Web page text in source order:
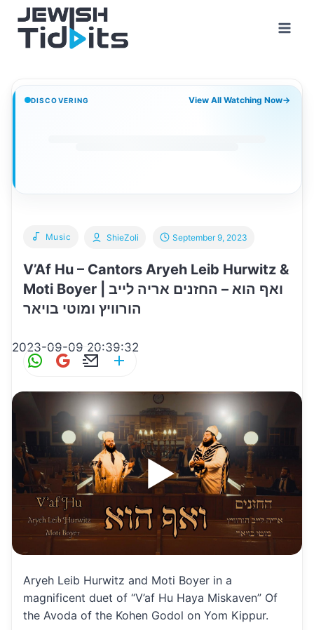
content
DISCOVERING View All Watching Now→
Music
V’Af Hu – Cantors Aryeh Leib Hurwitz &
Moti Boyer | ואף הוא – החזנים אריה לייב
הורוויץ ומוטי בויאר
ShieZoli September 9, 2023
2023-09-09 20:39:32
W
at
s
A
p
p
G
ai
l
E
ai
l
S
ar
e
Aryeh Leib Hurwitz and Moti Boyer in a
magnificent duet of “V’af Hu Haya Miskaven” Of
the Avoda of the Kohen Godol on Yom Kippur.